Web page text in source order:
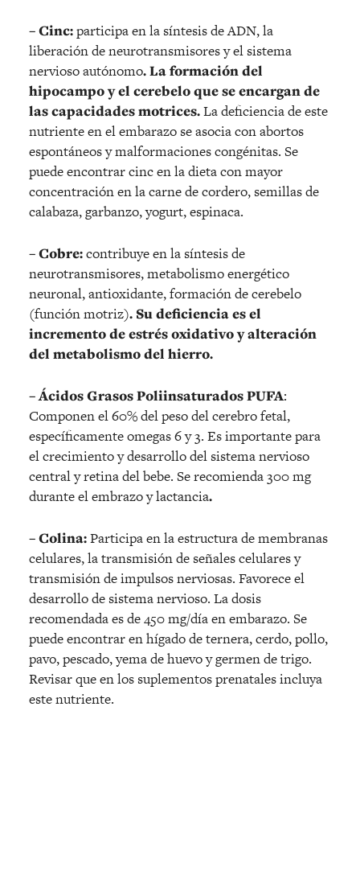
– Cinc:participa en la síntesis de ADN, la
liberación de neurotransmisores y el sistema
nervioso autónomo. La formación del
hipocampo y el cerebelo que se encargan de
las capacidades motrices.La deficiencia de este
nutriente en el embarazo se asocia con abortos
espontáneos y malformaciones congénitas. Se
puede encontrar cinc en la dieta con mayor
concentración en la carne de cordero, semillas de
calabaza, garbanzo, yogurt, espinaca.
– Cobre:contribuye en la síntesis de
neurotransmisores, metabolismo energético
neuronal, antioxidante, formación de cerebelo
(función motriz). Su deficiencia es el
incremento de estrés oxidativo y alteración
del metabolismo del hierro.
– Ácidos Grasos Poliinsaturados PUFA:
Componen el 60% del peso del cerebro fetal,
específicamente omegas 6 y 3. Es importante para
el crecimiento y desarrollo del sistema nervioso
central y retina del bebe. Se recomienda 300 mg
durante el embrazo y lactancia.
– Colina:Participa en la estructura de membranas
celulares, la transmisión de señales celulares y
transmisión de impulsos nerviosas. Favorece el
desarrollo de sistema nervioso. La dosis
recomendada es de 450 mg/día en embarazo. Se
puede encontrar en hígado de ternera, cerdo, pollo,
pavo, pescado, yema de huevo y germen de trigo.
Revisar que en los suplementos prenatales incluya
este nutriente.